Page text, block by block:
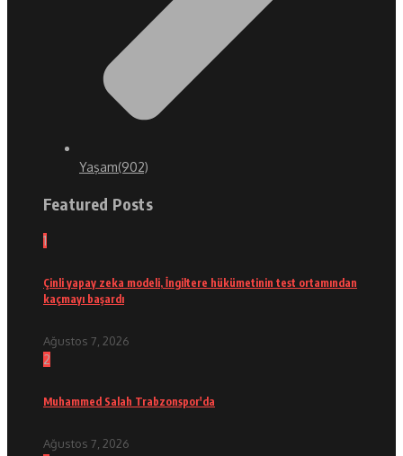
Yaşam(902)
Featured Posts
1
Çinli yapay zeka modeli, İngiltere hükümetinin test ortamından
kaçmayı başardı
Ağustos 7, 2026
2
Muhammed Salah Trabzonspor'da
Ağustos 7, 2026